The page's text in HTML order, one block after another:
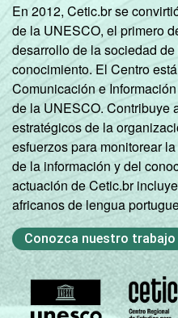
Fonte: CGI.br/
Estudos para o
Sociedade da
Pesquisa sobre o
Informação e
brasileiras - TIC
En 2012, Cetic.br se
de la UNESCO, el primero
desarrollo de la sociedad
conocimiento. El Centro
Comunicación e
de la UNESCO. Contribuye
estratégicos de la
esfuerzos para monitorear
de la información y del
actuación de Cetic.br
africanos de lengua
Conozca nuestro trabajo